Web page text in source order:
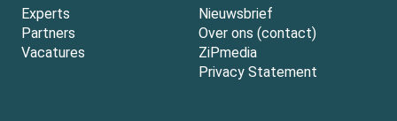
Experts
Partners
Vacatures
Nieuwsbrief
Over ons (contact)
ZiPmedia
Privacy Statement